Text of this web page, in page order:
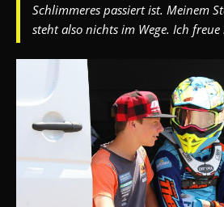
Schlimmeres passiert ist. Meinem
steht also nichts im Wege. Ich